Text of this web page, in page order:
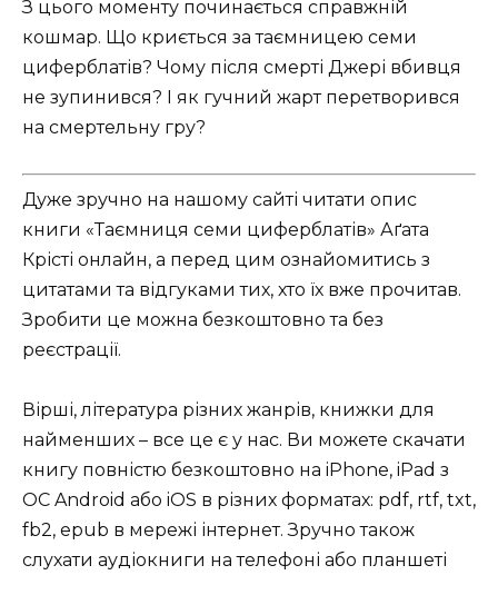
З цього моменту починається справжній
кошмар. Що криється за таємницею семи
циферблатів? Чому після смерті Джері вбивця
не зупинився? І як гучний жарт перетворився
на смертельну гру?
Дуже зручно на нашому сайті читати опис
книги «Таємниця семи циферблатів» Аґата
Крісті онлайн, а перед цим ознайомитись з
цитатами та відгуками тих, хто їх вже прочитав.
Зробити це можна безкоштовно та без
реєстрації.
Вірші, література різних жанрів, книжки для
найменших – все це є у нас. Ви можете скачати
книгу повністю безкоштовно на iPhone, iPad з
ОС Android або iOS в різних форматах: pdf, rtf, txt,
fb2, epub в мережі інтернет. Зручно також
слухати аудіокниги на телефоні або планшеті